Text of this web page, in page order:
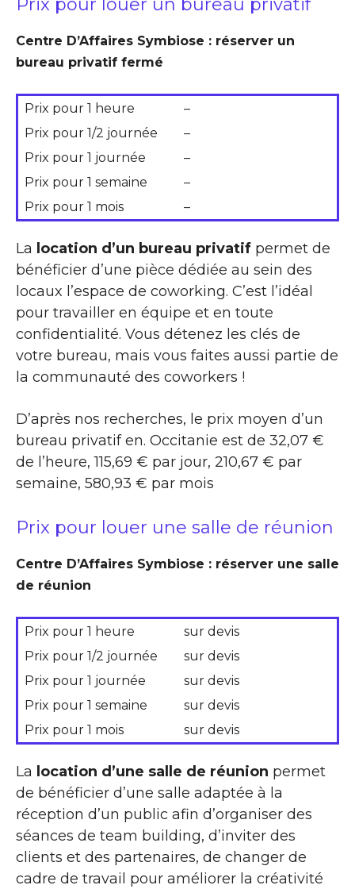
Prix pour louer un bureau privatif
Centre D’Affaires Symbiose : réserver un
bureau privatif fermé
Prix pour 1 heure
–
Prix pour 1/2 journée
–
Prix pour 1 journée
–
Prix pour 1 semaine
–
Prix pour 1 mois
–
La location d’un bureau privatif permet de
bénéficier d’une pièce dédiée au sein des
locaux l’espace de coworking. C’est l’idéal
pour travailler en équipe et en toute
confidentialité. Vous détenez les clés de
votre bureau, mais vous faites aussi partie de
la communauté des coworkers !
D’après nos recherches, le prix moyen d’un
bureau privatif en. Occitanie est de 32,07 €
de l’heure, 115,69 € par jour, 210,67 € par
semaine, 580,93 € par mois
Prix pour louer une salle de réunion
Centre D’Affaires Symbiose : réserver une salle
de réunion
Prix pour 1 heure
sur devis
Prix pour 1/2 journée
sur devis
Prix pour 1 journée
sur devis
Prix pour 1 semaine
sur devis
Prix pour 1 mois
sur devis
La location d’une salle de réunion permet
de bénéficier d’une salle adaptée à la
réception d’un public afin d’organiser des
séances de team building, d’inviter des
clients et des partenaires, de changer de
cadre de travail pour améliorer la créativité